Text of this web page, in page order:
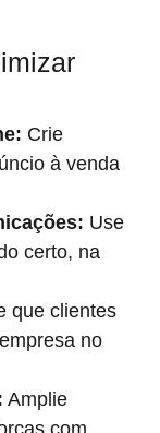
Crie
à venda
Use
certo, na
que clientes
no
Amplie
com